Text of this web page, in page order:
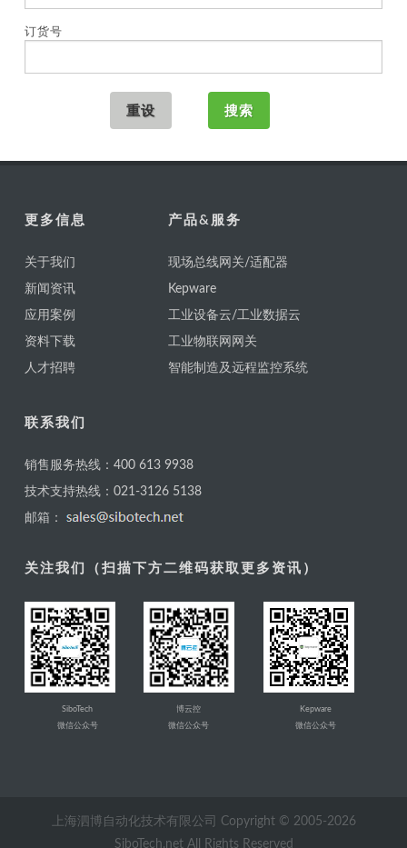
订货号
更多信息
关于我们
新闻资讯
应用案例
资料下载
人才招聘
产品&服务
现场总线网关/适配器
Kepware
工业设备云/工业数据云
工业物联网网关
智能制造及远程监控系统
联系我们
销售服务热线：400 613 9938
技术支持热线：021-3126 5138
邮箱：
关注我们（扫描下方二维码获取更多资讯）
SiboTech
微信公众号
博云控
微信公众号
Kepware
微信公众号
上海泗博自动化技术有限公司 Copyright © 2005-2026
SiboTech.net All Rights Reserved